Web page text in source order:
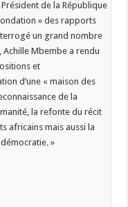
de la République
» des rapports
un grand nombre
Achille Mbembe a rendu
et
d’une « maison des
de la
la refonte du récit
africains mais aussi la
démocratie. »